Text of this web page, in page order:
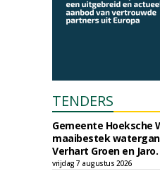
TENDERS
Gemeente Hoeksche
maaibestek
Verhart Groen en Jaro.
vrijdag 7 augustus 2026